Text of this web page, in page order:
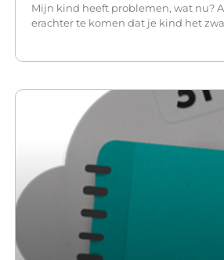
Mijn kind heeft problemen, wat nu?
erachter te komen dat je kind het